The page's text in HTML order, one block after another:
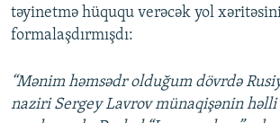
təyinetmə hüququ verəcək yol
formalaşdırmışdı:
“Mənim həmsədr olduğum dövrdə
naziri Sergey Lavrov münaqişənin həlli